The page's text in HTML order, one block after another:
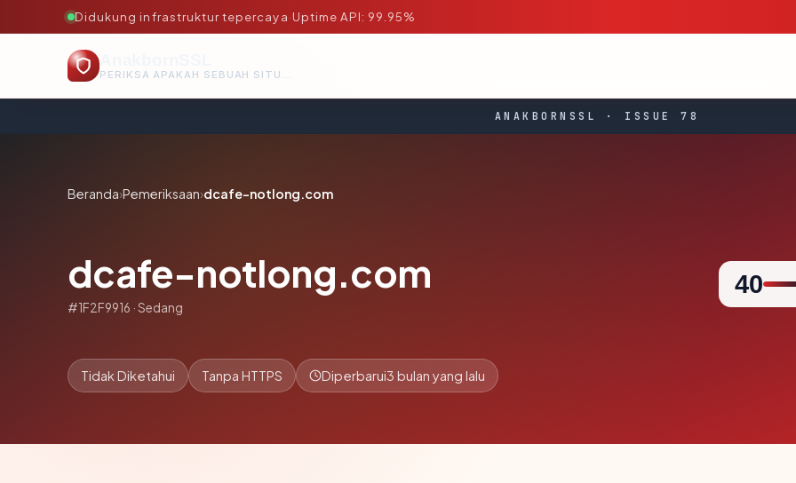
Didukung infrastruktur tepercaya·Uptime API: 99.95%
PERIKSA APAKAH SEBUAH SITUS AMAN, TEPERCAYA, DAN TERVERIFIKASI DALAM HITUNGAN DETIK.
ANAKBORNSSL · ISSUE 78
Beranda›Pemeriksaan›dcafe-notlong.com
dcafe-notlong.com
#1F2F9916 · Sedang
40
Tidak Diketahui Tanpa HTTPS Diperbarui3 bulan yang lalu